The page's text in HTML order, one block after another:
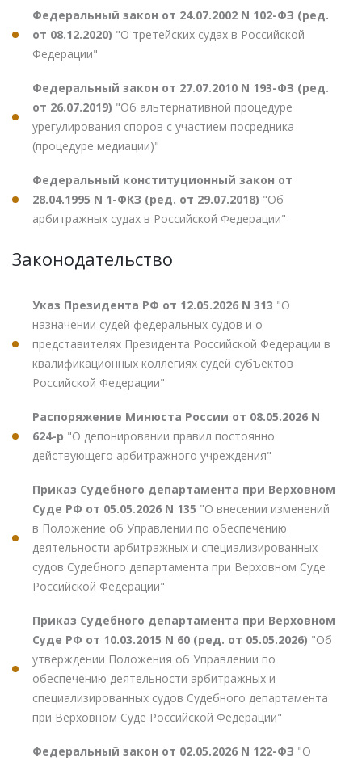
Федеральный закон от 24.07.2002 N 102-ФЗ (ред.
от 08.12.2020) "О третейских судах в Российской
Федерации"
Федеральный закон от 27.07.2010 N 193-ФЗ (ред.
от 26.07.2019) "Об альтернативной процедуре
урегулирования споров с участием посредника
(процедуре медиации)"
Федеральный конституционный закон от
28.04.1995 N 1-ФКЗ (ред. от 29.07.2018) "Об
арбитражных судах в Российской Федерации"
Законодательство
Указ Президента РФ от 12.05.2026 N 313 "О
назначении судей федеральных судов и о
представителях Президента Российской Федерации в
квалификационных коллегиях судей субъектов
Российской Федерации"
Распоряжение Минюста России от 08.05.2026 N
624-р "О депонировании правил постоянно
действующего арбитражного учреждения"
Приказ Судебного департамента при Верховном
Суде РФ от 05.05.2026 N 135 "О внесении изменений
в Положение об Управлении по обеспечению
деятельности арбитражных и специализированных
судов Судебного департамента при Верховном Суде
Российской Федерации"
Приказ Судебного департамента при Верховном
Суде РФ от 10.03.2015 N 60 (ред. от 05.05.2026) "Об
утверждении Положения об Управлении по
обеспечению деятельности арбитражных и
специализированных судов Судебного департамента
при Верховном Суде Российской Федерации"
Федеральный закон от 02.05.2026 N 122-ФЗ "О